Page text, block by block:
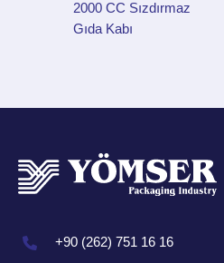
2000 CC Sızdırmaz
Gıda Kabı
+90 (262) 751 16 16